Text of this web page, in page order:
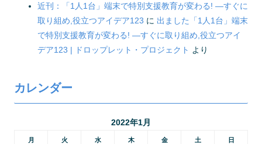
近刊：「1人1台」端末で特別支援教育が変わる! ―すぐに
取り組め,役立つアイデア123 に 出ました「1人1台」端末
で特別支援教育が変わる! ―すぐに取り組め,役立つアイ
デア123 | ドロップレット・プロジェクト より
カレンダー
2022年1月
月 火 水 木 金 土 日